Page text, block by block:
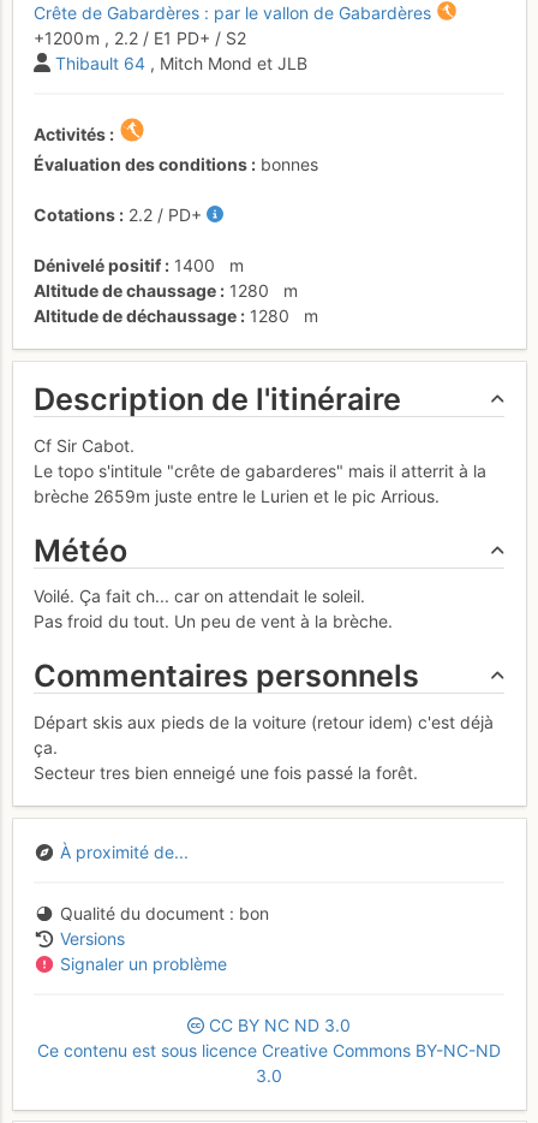
Crête de Gabardères : par le vallon de Gabardères
+1200 m , 2.2 / E1 PD+ / S2
Thibault 64 , Mitch Mond et JLB
Activités
Évaluation des conditions
bonnes
Cotations 2.2 / PD+
Dénivelé positif 1400
m
Altitude de chaussage
1280
m
Altitude de déchaussage
1280 m
Description de l'itinéraire
Cf Sir Cabot.
Le topo s'intitule "crête de gabarderes" mais il atterrit à la
brèche 2659m juste entre le Lurien et le pic Arrious.
Météo
Voilé. Ça fait ch... car on attendait le soleil.
Pas froid du tout. Un peu de vent à la brèche.
Commentaires personnels
Départ skis aux pieds de la voiture (retour idem) c'est déjà
ça.
Secteur tres bien enneigé une fois passé la forêt.
À proximité de...
Qualité du document
bon
Versions
Signaler un problème
CC BY NC ND 3.0
Ce contenu est sous licence Creative Commons BY-NC-ND
3.0